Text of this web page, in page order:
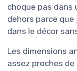
choque pas dans
dehors parce
dans le décor
Les dimensions
assez proches